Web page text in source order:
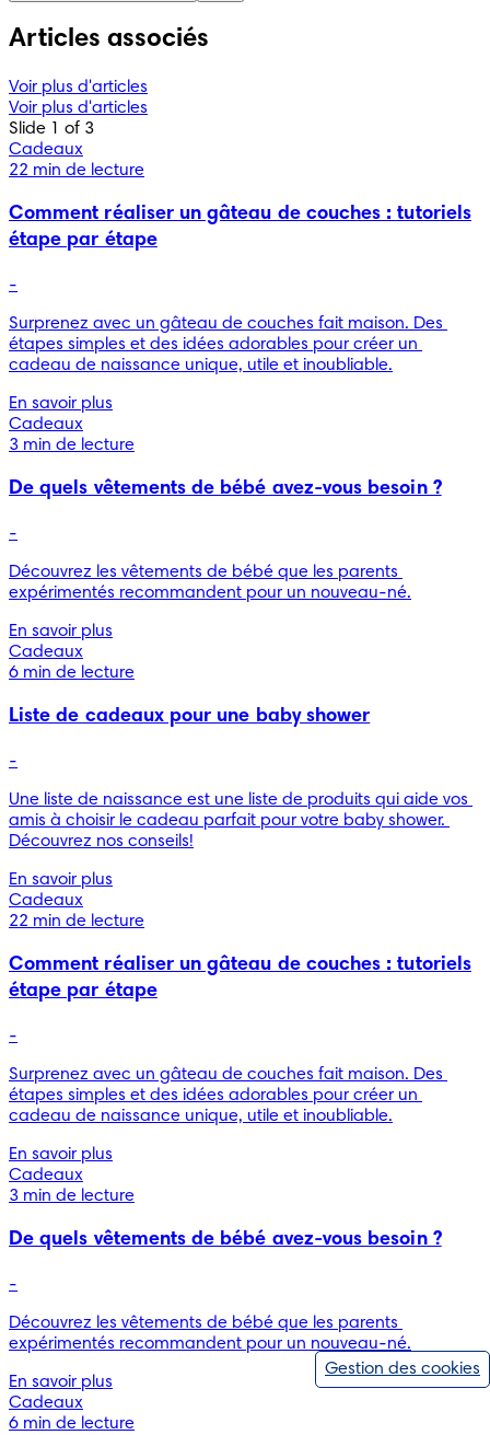
Articles associés
Voir plus d'articles
Voir plus d'articles
Slide 1 of 3
Cadeaux
22 min de lecture
Comment réaliser un gâteau de couches : tutoriels
étape par étape
-
Surprenez avec un gâteau de couches fait maison. Des
étapes simples et des idées adorables pour créer un
cadeau de naissance unique, utile et inoubliable.
En savoir plus
Cadeaux
3 min de lecture
De quels vêtements de bébé avez-vous besoin ?
-
Découvrez les vêtements de bébé que les parents
expérimentés recommandent pour un nouveau-né.
En savoir plus
Cadeaux
6 min de lecture
Liste de cadeaux pour une baby shower
-
Une liste de naissance est une liste de produits qui aide vos
amis à choisir le cadeau parfait pour votre baby shower.
Découvrez nos conseils!
En savoir plus
Cadeaux
22 min de lecture
Comment réaliser un gâteau de couches : tutoriels
étape par étape
-
Surprenez avec un gâteau de couches fait maison. Des
étapes simples et des idées adorables pour créer un
cadeau de naissance unique, utile et inoubliable.
En savoir plus
Cadeaux
3 min de lecture
De quels vêtements de bébé avez-vous besoin ?
-
Découvrez les vêtements de bébé que les parents
expérimentés recommandent pour un nouveau-né.
En savoir plus
Cadeaux
6 min de lecture
Gestion des cookies